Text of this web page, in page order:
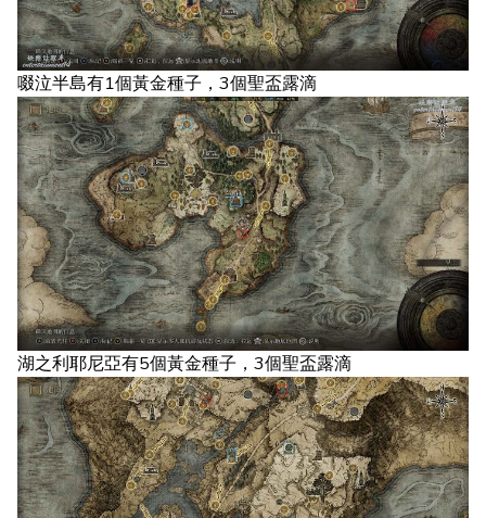
啜泣半島有1個黃金種子，3個聖盃露滴
湖之利耶尼亞有5個黃金種子，3個聖盃露滴